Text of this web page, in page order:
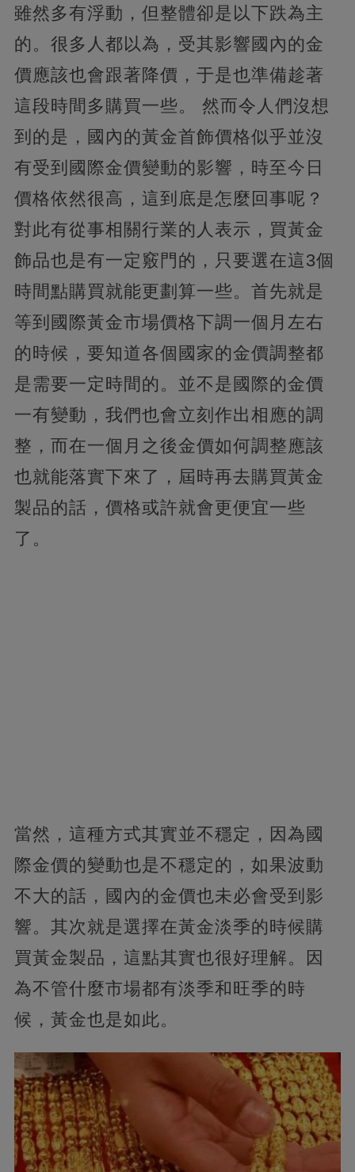
雖然多有浮動，但整體卻是以下跌為主
的。很多人都以為，受其影響國內的金
價應該也會跟著降價，于是也準備趁著
這段時間多購買一些。 然而令人們沒想
到的是，國內的黃金首飾價格似乎並沒
有受到國際金價變動的影響，時至今日
價格依然很高，這到底是怎麼回事呢？
對此有從事相關行業的人表示，買黃金
飾品也是有一定竅門的，只要選在這3個
時間點購買就能更劃算一些。首先就是
等到國際黃金市場價格下調一個月左右
的時候，要知道各個國家的金價調整都
是需要一定時間的。並不是國際的金價
一有變動，我們也會立刻作出相應的調
整，而在一個月之後金價如何調整應該
也就能落實下來了，屆時再去購買黃金
製品的話，價格或許就會更便宜一些
了。
當然，這種方式其實並不穩定，因為國
際金價的變動也是不穩定的，如果波動
不大的話，國內的金價也未必會受到影
響。其次就是選擇在黃金淡季的時候購
買黃金製品，這點其實也很好理解。因
為不管什麼市場都有淡季和旺季的時
候，黃金也是如此。